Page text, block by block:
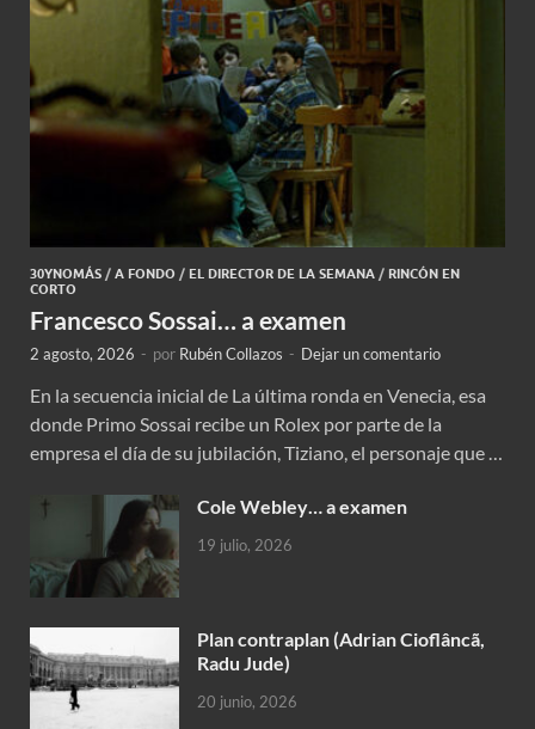
30YNOMÁS / A FONDO / EL DIRECTOR DE LA SEMANA / RINCÓN EN
CORTO
Francesco Sossai… a examen
2 agosto, 2026 - por Rubén Collazos - Dejar un comentario
En la secuencia inicial de La última ronda en Venecia, esa
donde Primo Sossai recibe un Rolex por parte de la
empresa el día de su jubilación, Tiziano, el personaje que …
Cole Webley… a examen
19 julio, 2026
Plan contraplan (Adrian Cioflâncã,
Radu Jude)
20 junio, 2026